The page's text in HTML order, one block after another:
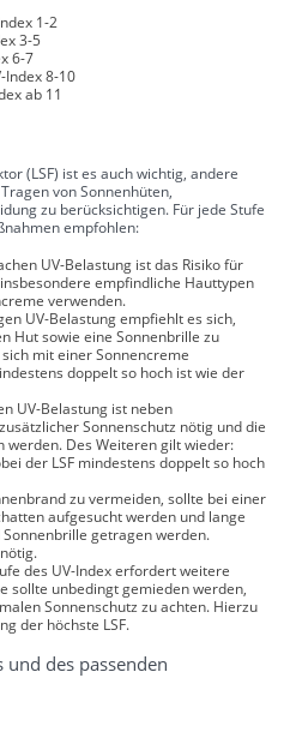
1-2
3-5
6-7
Index 8-10
ab 11
(LSF) ist es auch wichtig, andere
von Sonnenhüten,
zu berücksichtigen. Für jede Stufe
empfohlen:
UV-Belastung ist das Risiko für
empfindliche Hauttypen
verwenden.
UV-Belastung empfiehlt es sich,
Hut sowie eine Sonnenbrille zu
mit einer Sonnencreme
doppelt so hoch ist wie der
UV-Belastung ist neben
Sonnenschutz nötig und die
werden. Des Weiteren gilt wieder:
der LSF mindestens doppelt so hoch
zu vermeiden, sollte bei einer
aufgesucht werden und lange
getragen werden.
des UV-Index erfordert weitere
sollte unbedingt gemieden werden,
Sonnenschutz zu achten. Hierzu
der höchste LSF.
des passenden